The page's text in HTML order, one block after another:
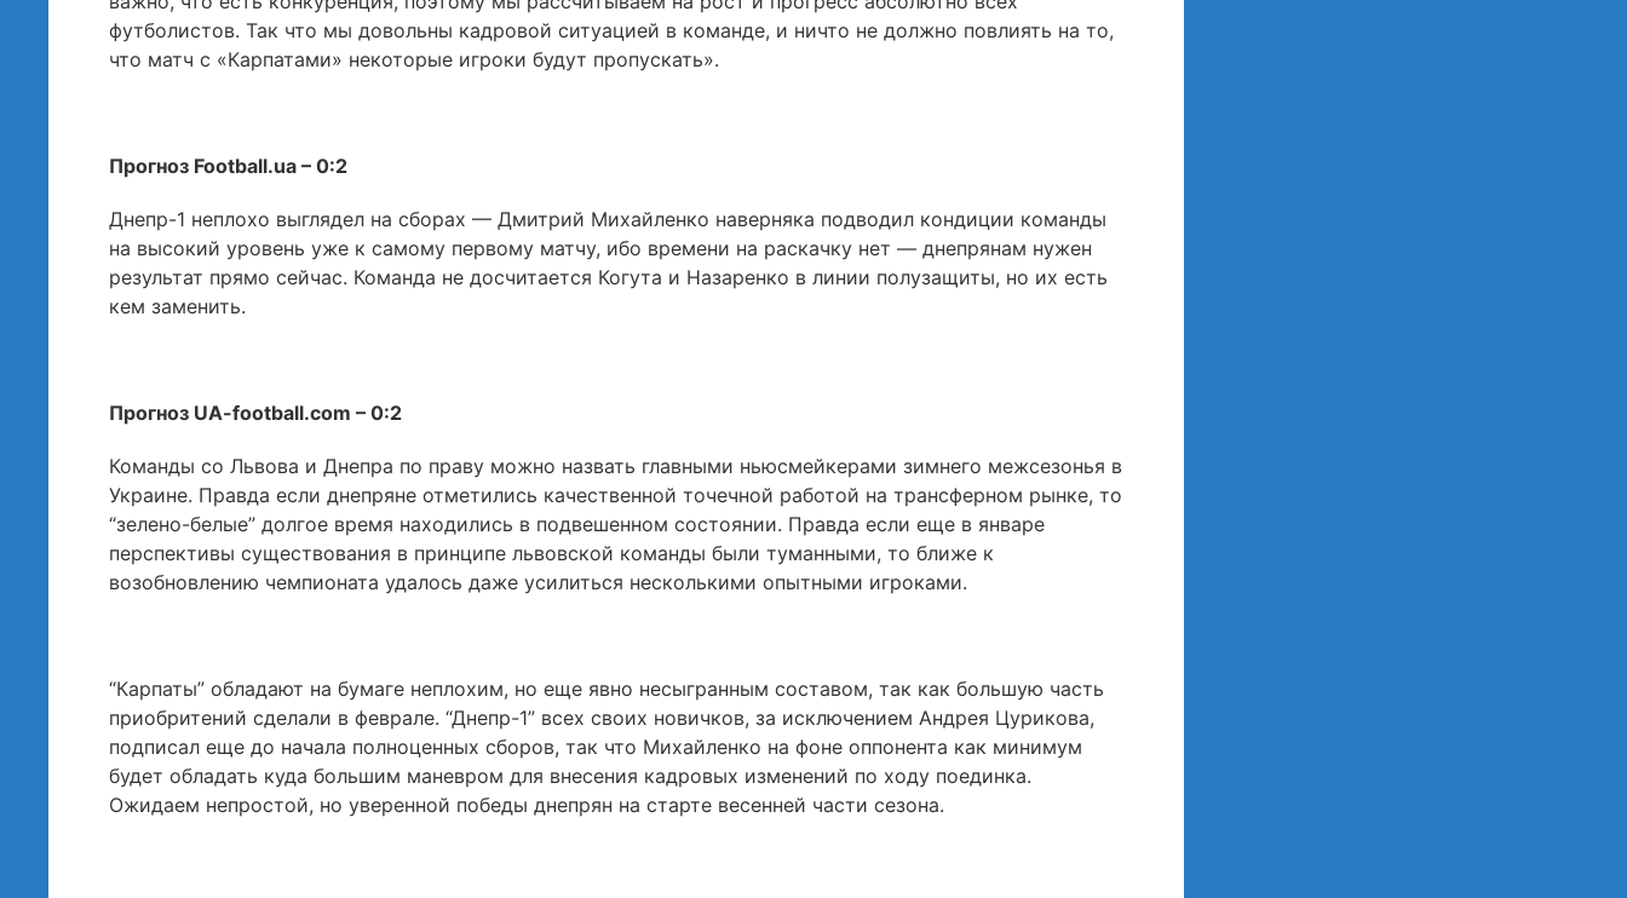
футболистов. Так что мы довольны кадровой ситуацией в команде, и ничто не должно повлиять на то,
что матч с «Карпатами» некоторые игроки будут пропускать».
Прогноз Football.ua – 0:2
Днепр-1 неплохо выглядел на сборах — Дмитрий Михайленко наверняка подводил кондиции команды
на высокий уровень уже к самому первому матчу, ибо времени на раскачку нет — днепрянам нужен
результат прямо сейчас. Команда не досчитается Когута и Назаренко в линии полузащиты, но их есть
кем заменить.
Прогноз UA-football.com – 0:2
Команды со Львова и Днепра по праву можно назвать главными ньюсмейкерами зимнего межсезонья в
Украине. Правда если днепряне отметились качественной точечной работой на трансферном рынке, то
“зелено-белые” долгое время находились в подвешенном состоянии. Правда если еще в январе
перспективы существования в принципе львовской команды были туманными, то ближе к
возобновлению чемпионата удалось даже усилиться несколькими опытными игроками.
“Карпаты” обладают на бумаге неплохим, но еще явно несыгранным составом, так как большую часть
приобритений сделали в феврале. “Днепр-1” всех своих новичков, за исключением Андрея Цурикова,
подписал еще до начала полноценных сборов, так что Михайленко на фоне оппонента как минимум
будет обладать куда большим маневром для внесения кадровых изменений по ходу поединка.
Ожидаем непростой, но уверенной победы днепрян на старте весенней части сезона.